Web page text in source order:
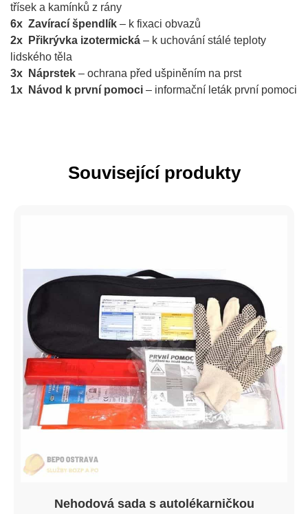
třísek a kamínků z rány
6x Zavírací špendlík – k fixaci obvazů
2x Přikrývka izotermická – k uchování stálé teploty
lidského těla
3x Náprstek – ochrana před ušpiněním na prst
1x Návod k první pomoci – informační leták první pomoci
Související produkty
Nehodová sada s autolékarničkou